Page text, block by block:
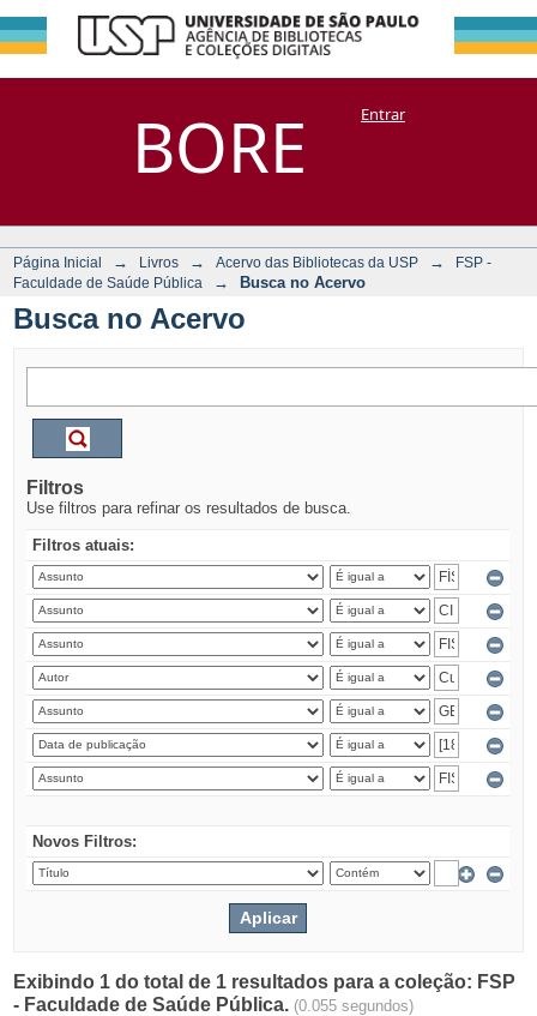
BORE
Busca no Acervo
DSpace/Manakin + CoriscoEntrar
Página Inicial → Livros → Acervo das Bibliotecas da USP →
FSP -
Faculdade de Saúde Pública
→ Busca no Acervo
Busca no Acervo
Filtros
Use filtros para refinar os resultados de busca.
Filtros atuais:
Novos Filtros:
Exibindo 1 do total de 1 resultados para a coleção: FSP
- Faculdade de Saúde Pública. (0.055 segundos)